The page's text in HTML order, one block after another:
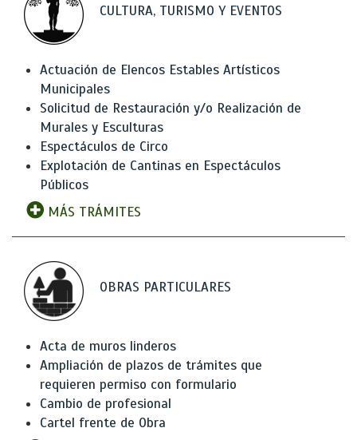
CULTURA, TURISMO Y EVENTOS
Actuación de Elencos Estables Artísticos
Municipales
Solicitud de Restauración y/o Realización de
Murales y Esculturas
Espectáculos de Circo
Explotación de Cantinas en Espectáculos
Públicos
MÁS TRÁMITES
OBRAS PARTICULARES
Acta de muros linderos
Ampliación de plazos de trámites que
requieren permiso con formulario
Cambio de profesional
Cartel frente de Obra